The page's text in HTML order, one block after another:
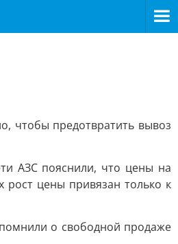
чтобы предотвратить вывоз
АЗС пояснили, что цены на
рост цены привязан только к
о свободной продаже